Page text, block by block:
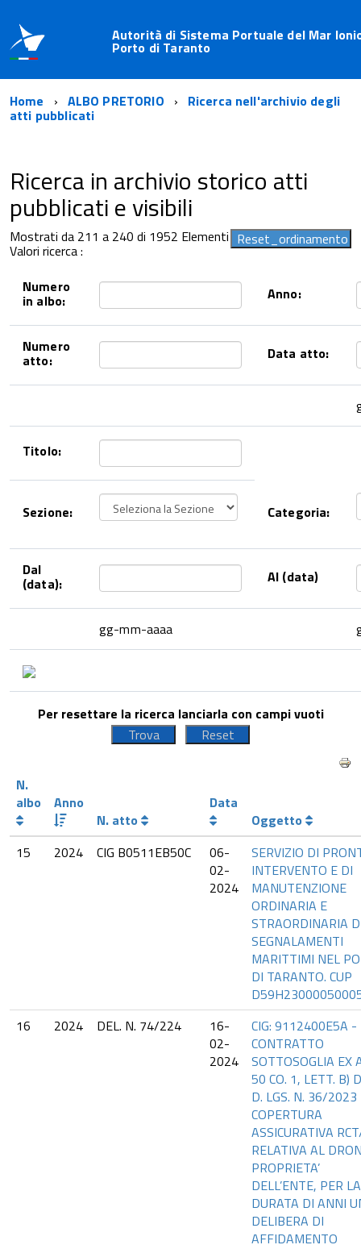
Autorità di Sistema Portuale del Mar
Porto di Taranto
Home ALBO PRETORIO Ricerca nell'archivio degli
atti pubblicati
Ricerca in archivio storico atti
pubblicati e visibili
Mostrati da 211 a 240 di 1952 Elementi
Valori ricerca :
Numero
in albo: Anno:
Numero
atto: Data atto:
Titolo:
Sezione: Categoria:
Dal
(data): Al (data)
gg-mm-aaaa
Per resettare la ricerca lanciarla con campi vuoti
N.
albo
Anno
N. atto
Data
Oggetto
15
2024 CIG B0511EB50C
06-
02-
2024
SERVIZIO DI
INTERVENTO E DI
MANUTENZIONE
ORDINARIA E
STRAORDINARIA
SEGNALAMENTI
MARITTIMI NEL
DI TARANTO. CUP
16
2024 DEL. N. 74/224
16-
02-
2024
CIG: 9112400E5A -
CONTRATTO
SOTTOSOGLIA EX
50 CO. 1, LETT. B)
D. LGS. N. 36/
COPERTURA
ASSICURATIVA
RELATIVA AL
PROPRIETA’
DELL’ENTE, PER LA
DURATA DI ANNI
DELIBERA DI
AFFIDAMENTO